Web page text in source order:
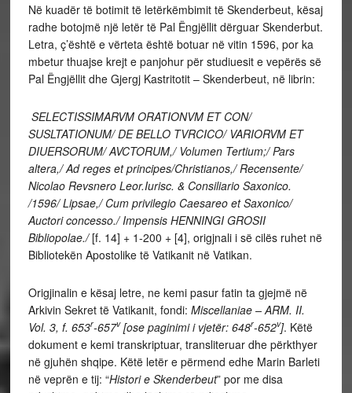
Në kuadër të botimit të letërkëmbimit të Skenderbeut, kësaj
radhe botojmë një letër të Pal Ëngjëllit dërguar Skenderbut.
Letra, ç’është e vërteta është botuar në vitin 1596, por ka
mbetur thuajse krejt e panjohur për studiuesit e vepërës së
Pal Ëngjëllit dhe Gjergj Kastritotit – Skenderbeut, në librin:
SELECTISSIMARVM ORATIONVM ET CON/
SUSLTATIONUM/ DE BELLO TVRCICO/ VARIORVM ET
DIUERSORUM/ AVCTORUM,/ Volumen Tertium;/ Pars
altera,/ Ad reges et principes/Christianos,/ Recensente/
Nicolao Revsnero Leor.Iurisc. & Consiliario Saxonico.
/1596/ Lipsae,/ Cum privilegio Caesareo et Saxonico/
Auctori concesso./ Impensis HENNINGI GROSII
Bibliopolae./[f. 14] + 1-200 + [4], origjnali i së cilës ruhet në
Bibliotekën Apostolike të Vatikanit në Vatikan.
Origjinalin e kësaj letre, ne kemi pasur fatin ta gjejmë në
Arkivin Sekret të Vatikanit, fondi: Miscellaniae – ARM. II.
Vol. 3, f. 653r-657v[ose paginimi i vjetër: 648r-652v]. Këtë
dokument e kemi transkriptuar, transliteruar dhe përkthyer
në gjuhën shqipe. Këtë letër e përmend edhe Marin Barleti
në veprën e tij: “Histori e Skenderbeut” por me disa